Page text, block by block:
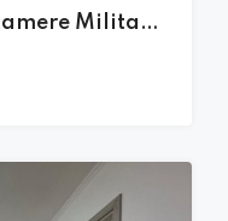
Apartament Modern 2 camere Militari Residence